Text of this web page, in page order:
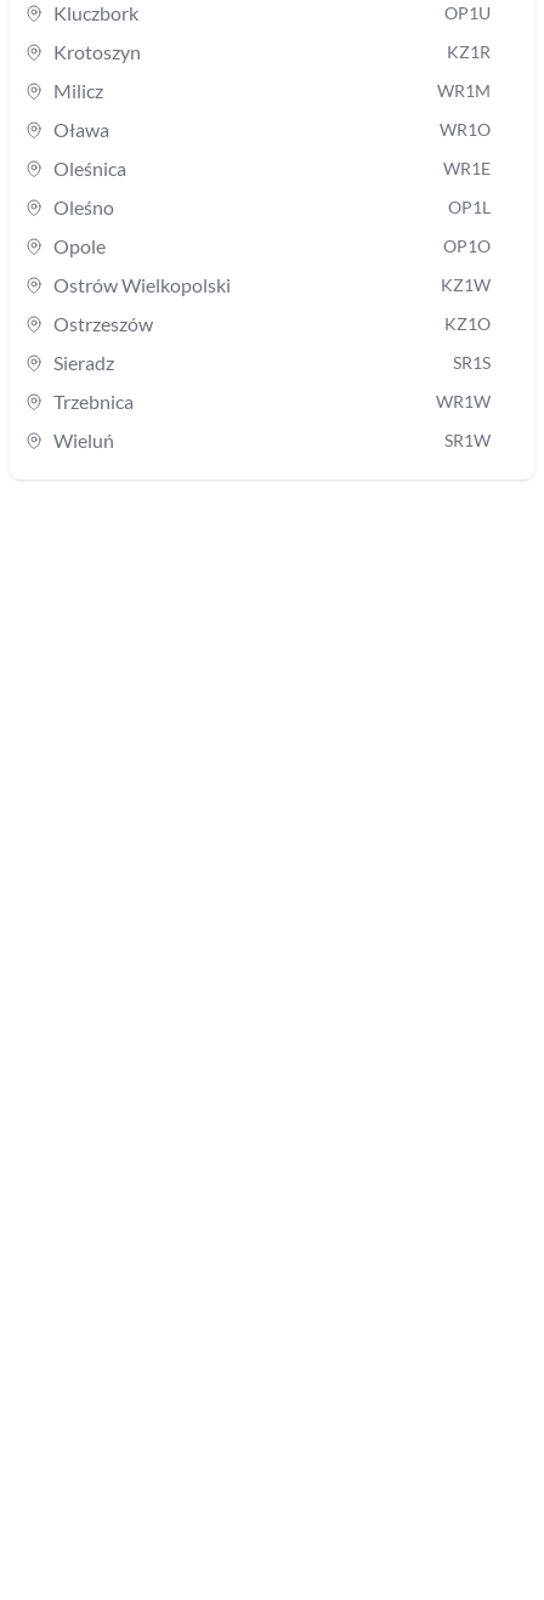
Kluczbork OP1U
Krotoszyn KZ1R
Milicz WR1M
Oława WR1O
Oleśnica WR1E
Oleśno OP1L
Opole OP1O
Ostrów Wielkopolski KZ1W
Ostrzeszów KZ1O
Sieradz SR1S
Trzebnica WR1W
Wieluń SR1W